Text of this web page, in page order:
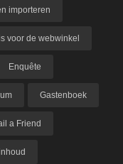
importeren
voor de webwinkel
Enquête
Gastenboek
a Friend